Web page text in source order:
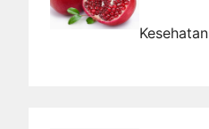
Kesehatan